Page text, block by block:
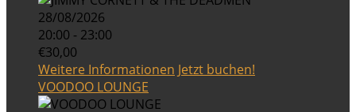
28/08/2026
20:00 - 23:00
€30,00
Weitere Informationen Jetzt buchen!
VOODOO LOUNGE